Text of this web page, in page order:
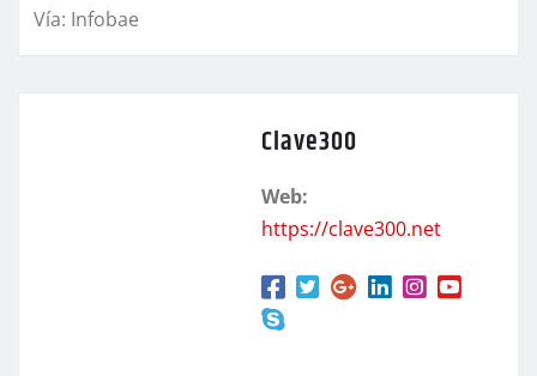
Vía: Infobae
Clave300
Web:
https://clave300.net